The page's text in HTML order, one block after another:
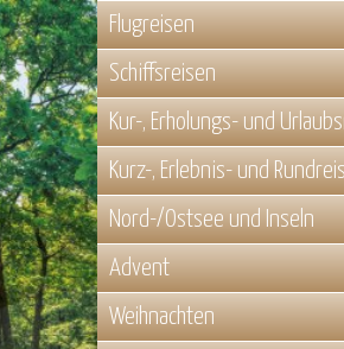
Flugreisen
Schiffsreisen
Kur-, Erholungs- und
Kurz-, Erlebnis- und
Nord-/Ostsee und Inseln
Advent
Weihnachten